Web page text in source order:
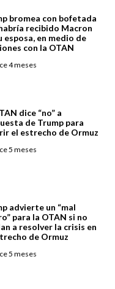
bromea con bofetada
recibido Macron
esposa, en medio de
con la OTAN
4 meses
dice “no” a
de Trump para
el estrecho de Ormuz
5 meses
advierte un “mal
para la OTAN si no
a resolver la crisis en
de Ormuz
5 meses